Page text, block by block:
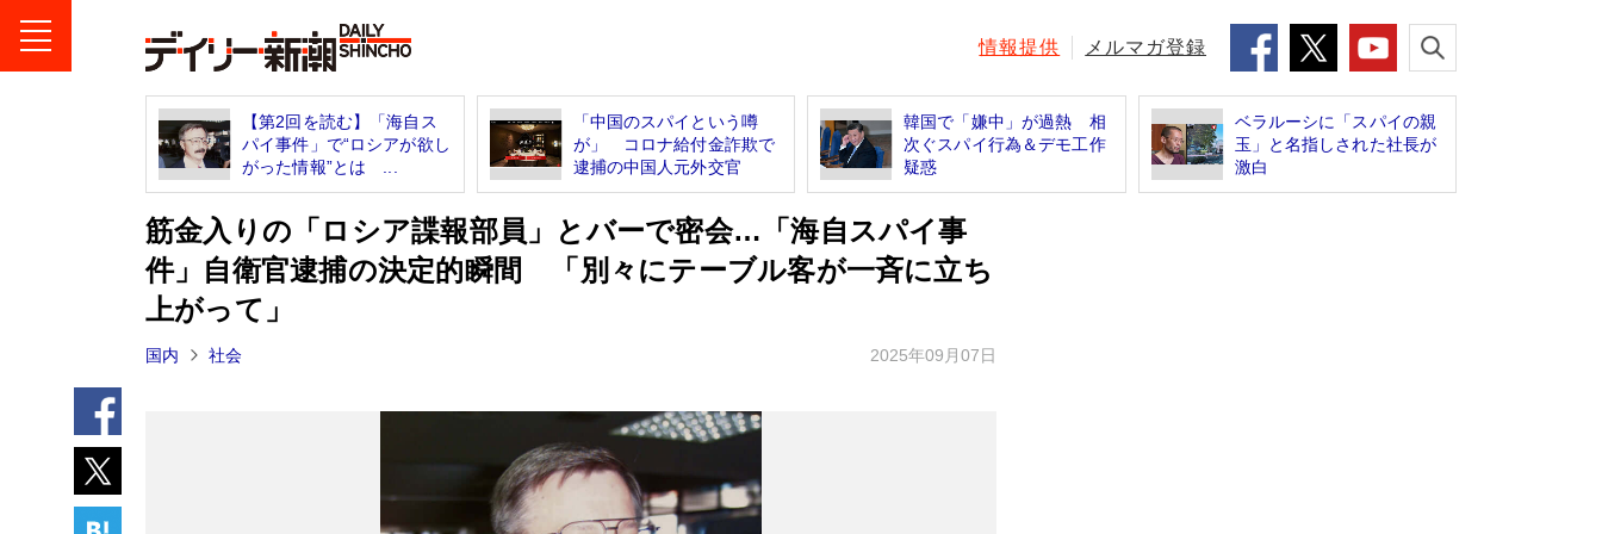
情報提供 メルマガ登録
【第2回を読む】「海自ス
パイ事件」で“ロシアが欲し
がった情報”とは ...
「中国のスパイという噂
が」 コロナ給付金詐欺で
逮捕の中国人元外交官
韓国で「嫌中」が過熱 相
次ぐスパイ行為＆デモ工作
疑惑
ベラルーシに「スパイの親
玉」と名指しされた社長が
激白
筋金入りの「ロシア諜報部員」とバーで密会…「海自スパイ事
件」自衛官逮捕の決定的瞬間 「別々にテーブル客が一斉に立ち
上がって」
国内 社会 2025年09月07日